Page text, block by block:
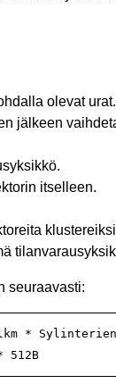
olevat urat.
jälkeen
itselleen.
seuraavasti:
*
512B